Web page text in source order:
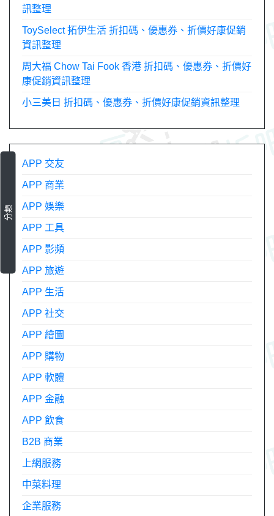
訊整理
ToySelect 拓伊生活 折扣碼、優惠券、折價好康促銷
資訊整理
周大福 Chow Tai Fook 香港 折扣碼、優惠券、折價好
康促銷資訊整理
小三美日 折扣碼、優惠券、折價好康促銷資訊整理
分類
APP 交友
APP 商業
APP 娛樂
APP 工具
APP 影頻
APP 旅遊
APP 生活
APP 社交
APP 繪圖
APP 購物
APP 軟體
APP 金融
APP 飲食
B2B 商業
上網服務
中菜料理
企業服務